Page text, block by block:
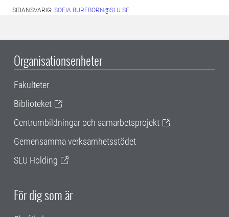
SIDANSVARIG: SOFIA.BUREBORN@SLU.SE
Organisationsenheter
Fakulteter
Biblioteket
Centrumbildningar och samarbetsprojekt
Gemensamma verksamhetsstödet
SLU Holding
För dig som är